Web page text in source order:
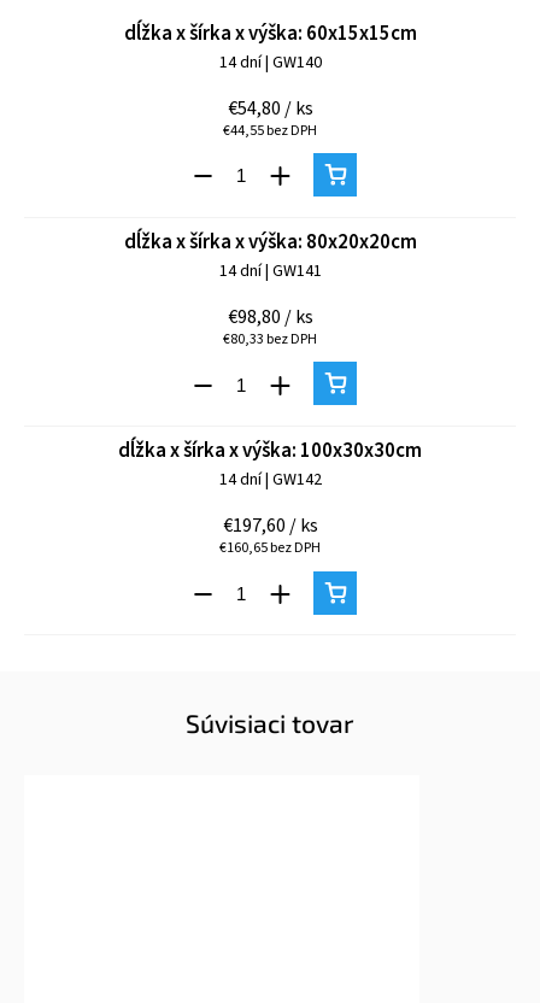
dĺžka x šírka x výška: 60x15x15cm
14 dní| GW140
€54,80 / ks
€44,55 bez DPH
dĺžka x šírka x výška: 80x20x20cm
14 dní| GW141
€98,80 / ks
€80,33 bez DPH
dĺžka x šírka x výška: 100x30x30cm
14 dní| GW142
€197,60 / ks
€160,65 bez DPH
Súvisiaci tovar